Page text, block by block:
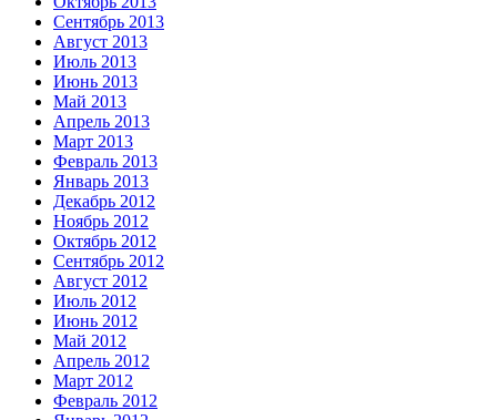
Сентябрь 2013
Август 2013
Июль 2013
Июнь 2013
Май 2013
Апрель 2013
Март 2013
Февраль 2013
Январь 2013
Декабрь 2012
Ноябрь 2012
Октябрь 2012
Сентябрь 2012
Август 2012
Июль 2012
Июнь 2012
Май 2012
Апрель 2012
Март 2012
Февраль 2012